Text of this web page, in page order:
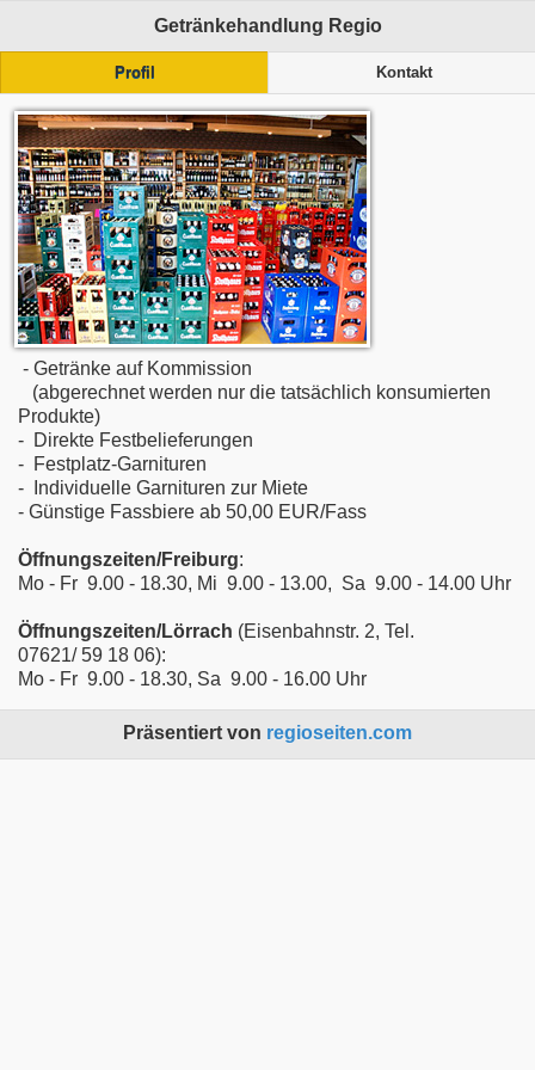
Getränkehandlung Regio
Profil Kontakt
- Getränke auf Kommission
(abgerechnet werden nur die tatsächlich konsumierten
Produkte)
- Direkte Festbelieferungen
- Festplatz-Garnituren
- Individuelle Garnituren zur Miete
- Günstige Fassbiere ab 50,00 EUR/Fass
Öffnungszeiten/Freiburg:
Mo - Fr 9.00 - 18.30, Mi 9.00 - 13.00, Sa 9.00 - 14.00 Uhr
Öffnungszeiten/Lörrach (Eisenbahnstr. 2, Tel.
07621/ 59 18 06):
Mo - Fr 9.00 - 18.30, Sa 9.00 - 16.00 Uhr
Präsentiert von regioseiten.com